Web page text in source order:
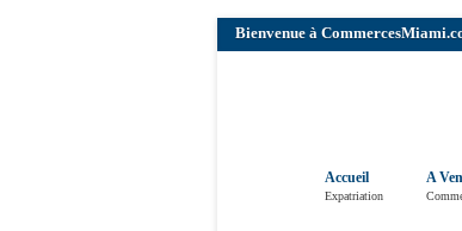
Bienvenue à
Accueil
Expatriation
A